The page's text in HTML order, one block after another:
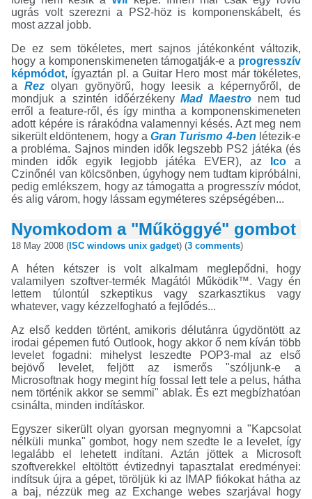
ugrás volt szerezni a PS2-höz is komponenskábelt, és
most azzal jobb.
De ez sem tökéletes, mert sajnos játékonként változik,
hogy a komponenskimeneten támogatják-e a progresszív
képmódot, ígyaztán pl. a Guitar Hero most már tökéletes,
a Rezolyan gyönyörű, hogy leesik a képernyőről, de
mondjuk a szintén időérzékenyMad Maestro nem tud
erről a feature-ről, és így mintha a komponenskimeneten
adott képére is rárakódna valamennyi késés. Azt meg nem
sikerült eldöntenem, hogy aGran Turismo 4-ben létezik-e
a probléma. Sajnos minden idők legszebb PS2 játéka (és
minden idők egyik legjobb játéka EVER), az
Icoa
Czinőnél van kölcsönben, úgyhogy nem tudtam kipróbálni,
pedig emlékszem, hogy az támogatta a progresszív módot,
és alig várom, hogy lássam egyméteres szépségében...
Nyomkodom a "Műköggyé" gombot
18 May 2008 ( ISC windows unix gadget) (3 comments)
A héten kétszer is volt alkalmam meglepődni, hogy
valamilyen szoftver-termék Magától Működik™. Vagy én
lettem túlontúl szkeptikus vagy szarkasztikus vagy
whatever, vagy kézzelfogható a fejlődés...
Az első kedden történt, amikoris délutánra úgydöntött az
irodai gépemen futó Outlook, hogy akkor ő nem kíván több
levelet fogadni: mihelyst leszedte POP3-mal az első
bejövő levelet, feljött az ismerős "szóljunk-e a
Microsoftnak hogy megint híg fossal lett tele a pelus, hátha
nem történik akkor se semmi" ablak. És ezt megbízhatóan
csinálta, minden indításkor.
Egyszer sikerült olyan gyorsan megnyomni a "Kapcsolat
nélküli munka" gombot, hogy nem szedte le a levelet, így
legalább el lehetett indítani. Aztán jöttek a Microsoft
szoftverekkel eltöltött évtizednyi tapasztalat eredményei:
indítsuk újra a gépet, töröljük ki az IMAP fiókokat hátha az
a baj, nézzük meg az Exchange webes szarjával hogy